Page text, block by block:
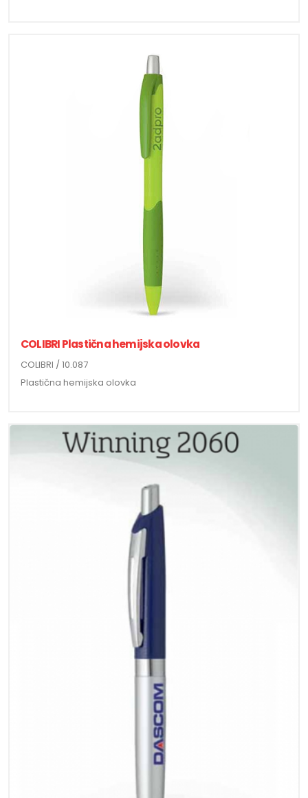
COLIBRI Plastična hemijska olovka
COLIBRI / 10.087
Plastična hemijska olovka